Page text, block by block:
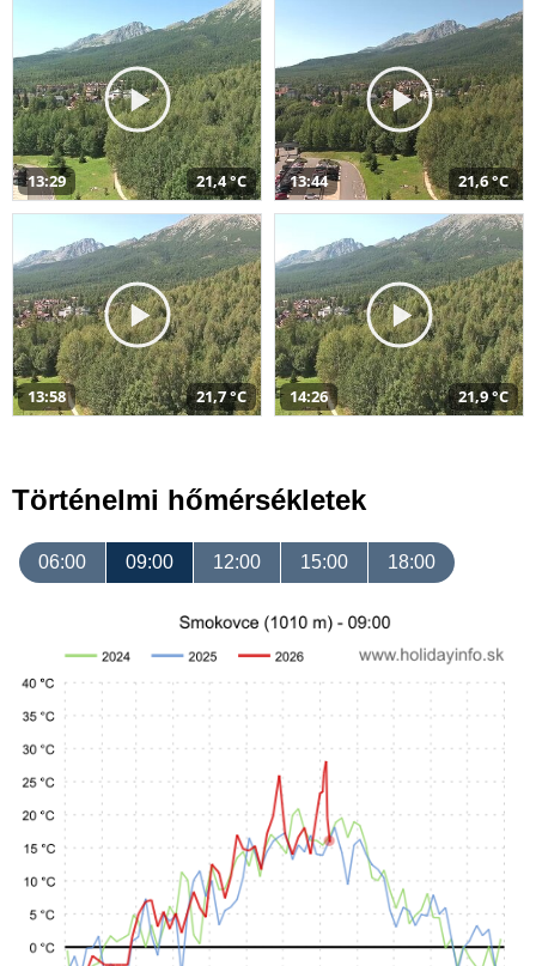
13:29 21,4 °C 13:44 21,6 °C
13:58 21,7 °C 14:26 21,9 °C
Történelmi hőmérsékletek
06:00 09:00 12:00 15:00 18:00